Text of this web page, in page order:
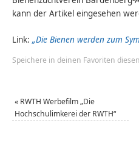
kann der Artikel eingesehen
Link:„Die Bienen werden zum
Speichere in deinen Favoriten diesen
« RWTH Werbefilm „Die
Hochschulimkerei der RWTH“